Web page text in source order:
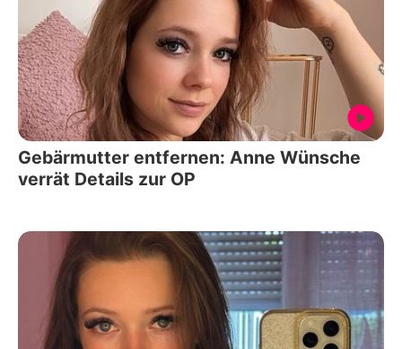
Gebärmutter entfernen: Anne Wünsche
verrät Details zur OP